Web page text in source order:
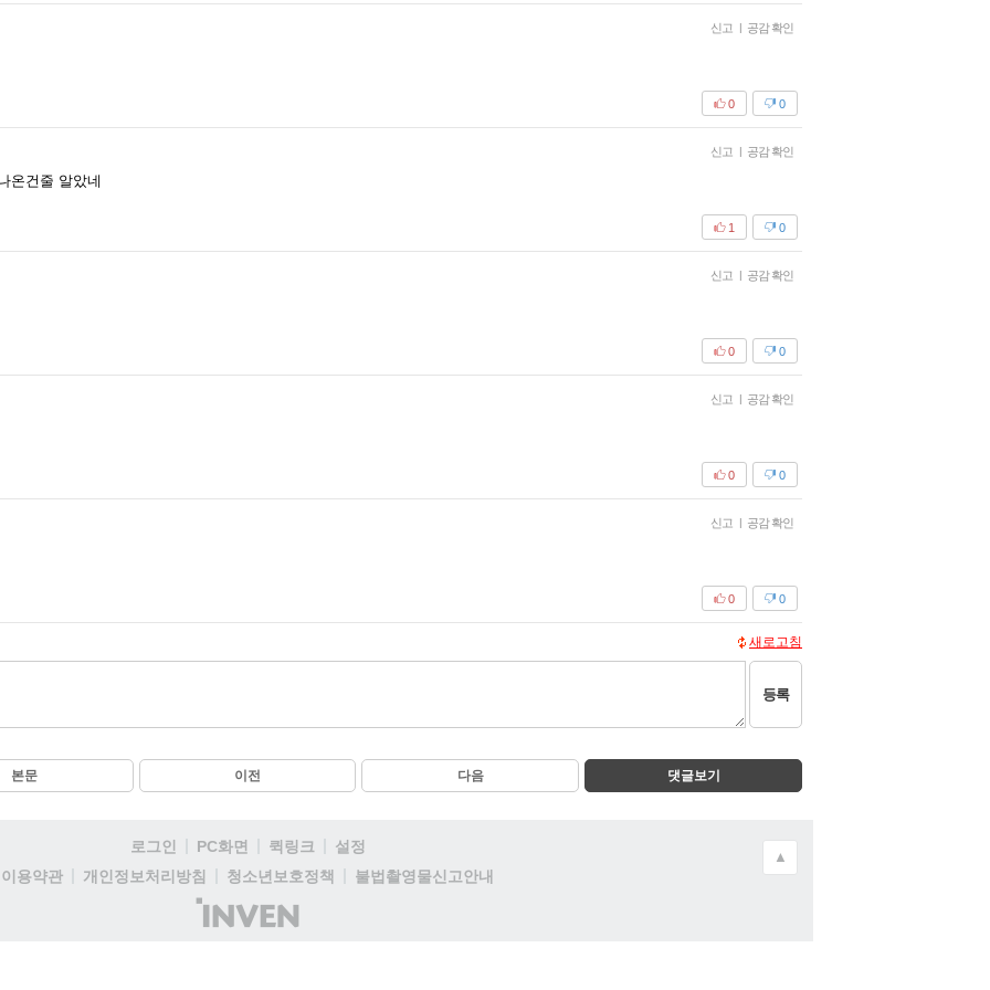
신고 공감 확인
0
0
신고 공감 확인
온건줄 알았네
0
1
신고 공감 확인
0
0
신고 공감 확인
0
0
신고 공감 확인
0
0
새로고침
등록
본문 이전 다음 댓글보기
로그인 PC화면 퀵링크
설정
이용약관
개인정보처리방침 청소년보호정책
불법촬영물신고안내
(주)
인
▲